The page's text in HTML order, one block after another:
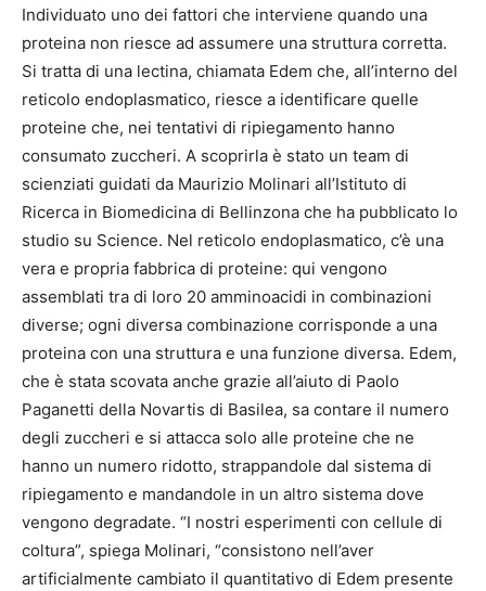
Individuato uno dei fattori che interviene quando una
proteina non riesce ad assumere una struttura corretta.
Si tratta di una lectina, chiamata Edem che, all’interno del
reticolo endoplasmatico, riesce a identificare quelle
proteine che, nei tentativi di ripiegamento hanno
consumato zuccheri. A scoprirla è stato un team di
scienziati guidati da Maurizio Molinari all’Istituto di
Ricerca in Biomedicina di Bellinzona che ha pubblicato lo
studio su Science. Nel reticolo endoplasmatico, c’è una
vera e propria fabbrica di proteine: qui vengono
assemblati tra di loro 20 amminoacidi in combinazioni
diverse; ogni diversa combinazione corrisponde a una
proteina con una struttura e una funzione diversa. Edem,
che è stata scovata anche grazie all’aiuto di Paolo
Paganetti della Novartis di Basilea, sa contare il numero
degli zuccheri e si attacca solo alle proteine che ne
hanno un numero ridotto, strappandole dal sistema di
ripiegamento e mandandole in un altro sistema dove
vengono degradate. “I nostri esperimenti con cellule di
coltura”, spiega Molinari, “consistono nell’aver
artificialmente cambiato il quantitativo di Edem presente